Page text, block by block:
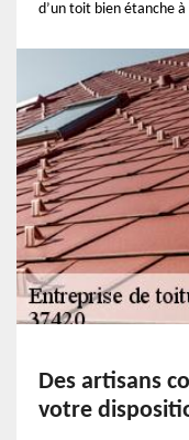
d’un toit bien étanche
Des artisans
votre